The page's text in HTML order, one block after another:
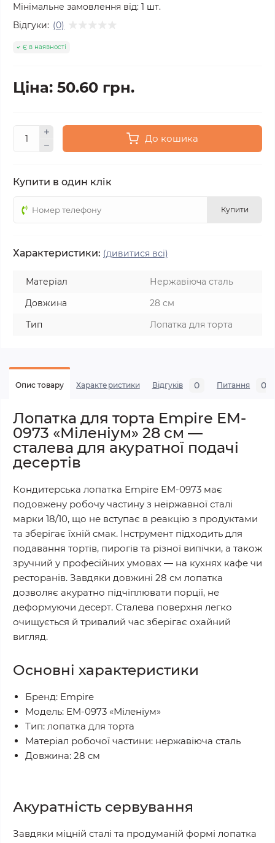
Мінімальне замовлення від: 1 шт.
Відгуки: (0)
Є в наявності
Ціна: 50.60 грн.
До кошика
Купити в один клік
Купити
Характеристики: (дивитися всі)
Матеріал
Нержавіюча сталь
Довжина
28 см
Тип
Лопатка для торта
Опис товару Характеристики Відгуків 0 Питання 0
Лопатка для торта Empire EM-
0973 «Міленіум» 28 см —
сталева для акуратної подачі
десертів
Кондитерська лопатка Empire EM-0973 має
подовжену робочу частину з неіржавної сталі
марки 18/10, що не вступає в реакцію з продуктами
та зберігає їхній смак. Інструмент підходить для
подавання тортів, пирогів та різної випічки, а також
зручний у професійних умовах — на кухнях кафе чи
ресторанів. Завдяки довжині 28 см лопатка
дозволяє акуратно підчіплювати порції, не
деформуючи десерт. Сталева поверхня легко
очищується й тривалий час зберігає охайний
вигляд.
Основні характеристики
Бренд: Empire
Модель: EM-0973 «Міленіум»
Тип: лопатка для торта
Матеріал робочої частини: нержавіюча сталь
Довжина: 28 см
Акуратність сервування
Завдяки міцній сталі та продуманій формі лопатка